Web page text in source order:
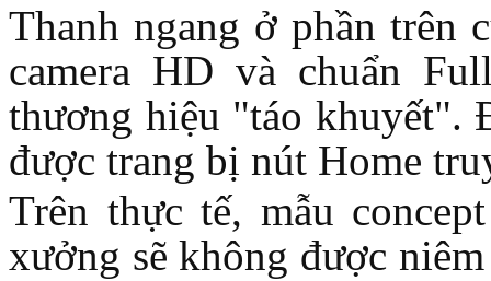
Bao da iPhone
Túi đựng iPad
Thanh ngang ở phần trên
camera HD và chuẩn
thương hiệu "táo khuyết".
được trang bị nút Home
Trên thực tế, mẫu
xưởng sẽ không được